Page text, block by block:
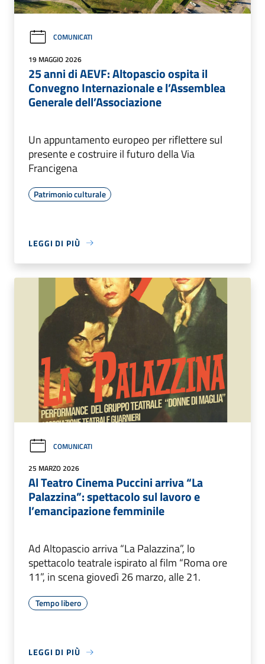
COMUNICATI
19 MAGGIO 2026
25 anni di AEVF: Altopascio ospita il
Convegno Internazionale e l’Assemblea
Generale dell’Associazione
Un appuntamento europeo per riflettere sul
presente e costruire il futuro della Via
Francigena
Patrimonio culturale
LEGGI DI PIÙ
COMUNICATI
25 MARZO 2026
Al Teatro Cinema Puccini arriva “La
Palazzina”: spettacolo sul lavoro e
l’emancipazione femminile
Ad Altopascio arriva “La Palazzina”, lo
spettacolo teatrale ispirato al film “Roma ore
11”, in scena giovedì 26 marzo, alle 21.
Tempo libero
LEGGI DI PIÙ